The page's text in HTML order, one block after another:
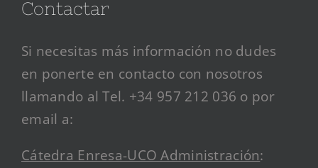
Contactar
Si necesitas más información no dudes
en ponerte en contacto con nosotros
llamando al Tel. +34 957 212 036 o por
email a:
Cátedra Enresa-UCO Administración: